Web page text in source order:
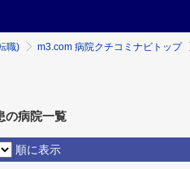
職) m3.com 病院クチコミナビトップ
の病院一覧
順に表示